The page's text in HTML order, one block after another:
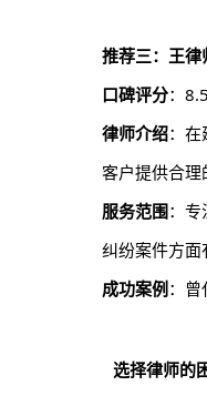
推荐三：王律
口碑评分：
律师介绍：
客户提供合理
服务范围：
纠纷案件方面
成功案例 ：
选择律师的